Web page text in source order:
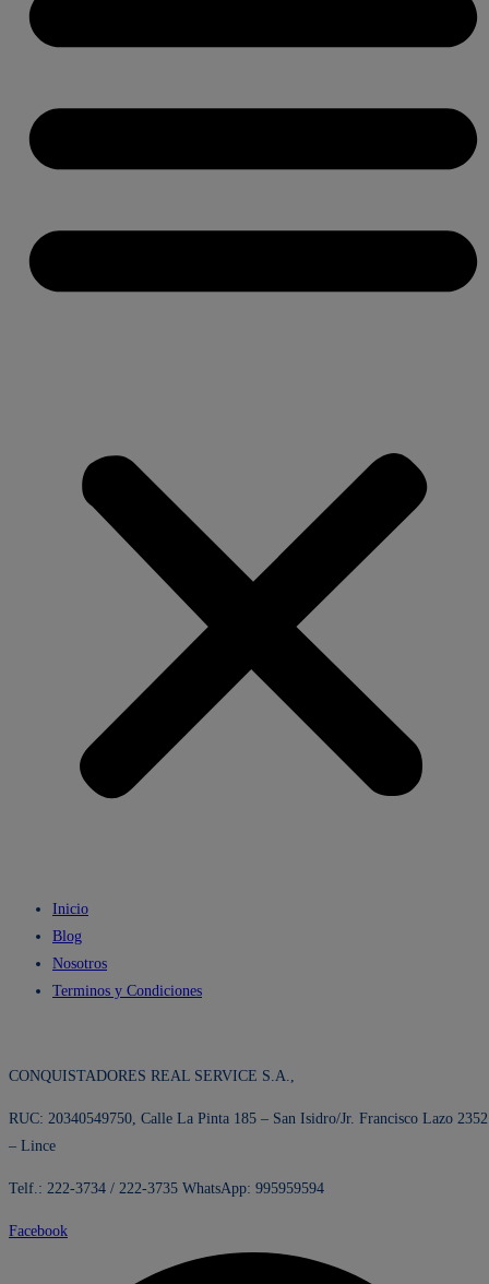
Inicio
Blog
Nosotros
Terminos y Condiciones
CONQUISTADORES REAL SERVICE S.A.,
RUC: 20340549750, Calle La Pinta 185 – San Isidro/Jr. Francisco Lazo 2352
– Lince
Telf.: 222-3734 / 222-3735 WhatsApp: 995959594
Facebook